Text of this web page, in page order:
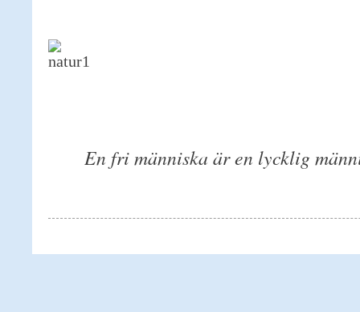
En fri människa är en lycklig